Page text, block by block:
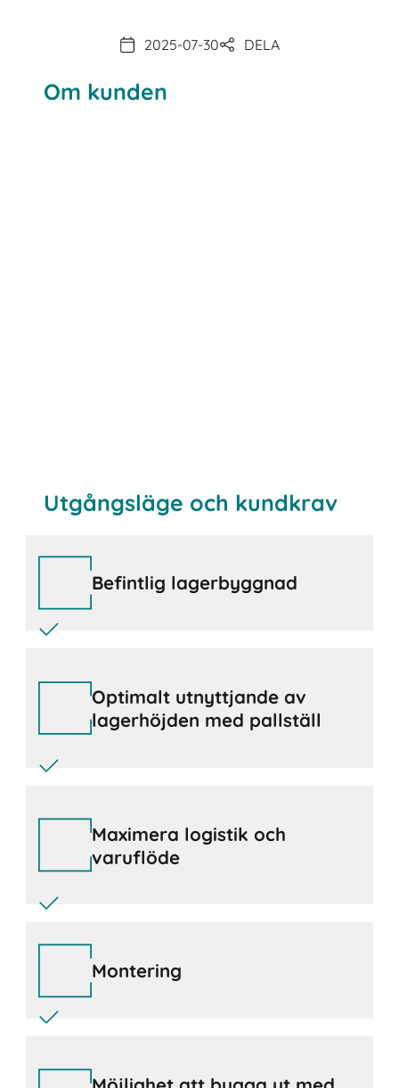
2025-07-30 DELA
Om kunden
Utgångsläge och kundkrav
Befintlig lagerbyggnad
Optimalt utnyttjande av
lagerhöjden med pallställ
Maximera logistik och
varuflöde
Montering